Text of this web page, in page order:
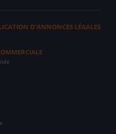
D'ANNONCES LÉGALES